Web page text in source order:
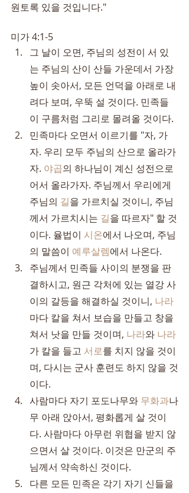
원토록 있을 것입니다."
미가 4:1-5
그 날이 오면, 주님의 성전이 서 있
는 주님의 산이 산들 가운데서 가장
높이 솟아서, 모든 언덕을 아래로 내
려다 보며, 우뚝 설 것이다. 민족들
이 구름처럼 그리로 몰려올 것이다.
민족마다 오면서 이르기를 "자, 가
자. 우리 모두 주님의 산으로 올라가
자. 야곱의 하나님이 계신 성전으로
어서 올라가자. 주님께서 우리에게
주님의 길을 가르치실 것이니, 주님
께서 가르치시는 길을 따르자" 할 것
이다. 율법이 시온에서 나오며, 주님
의 말씀이 예루살렘에서 나온다.
주님께서 민족들 사이의 분쟁을 판
결하시고, 원근 각처에 있는 열강 사
이의 갈등을 해결하실 것이니, 나라
마다 칼을 쳐서 보습을 만들고 창을
쳐서 낫을 만들 것이며, 나라와 나라
가 칼을 들고 서로를 치지 않을 것이
며, 다시는 군사 훈련도 하지 않을 것
이다.
사람마다 자기 포도나무와 무화과나
무 아래 앉아서, 평화롭게 살 것이
다. 사람마다 아무런 위협을 받지 않
으면서 살 것이다. 이것은 만군의 주
님께서 약속하신 것이다.
다른 모든 민족은 각기 자기 신들을